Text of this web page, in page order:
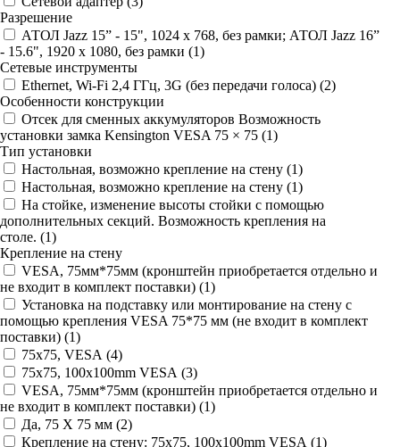
Разрешение
АТОЛ Jazz 15” - 15", 1024 x 768, без рамки; АТОЛ Jazz 16”
- 15.6", 1920 x 1080, без рамки (1)
Сетевые инструменты
Ethernet, Wi-Fi 2,4 ГГц, 3G (без передачи голоса) (2)
Особенности конструкции
Отсек для сменных аккумуляторов Возможность
установки замка Kensington VESA 75 × 75 (1)
Тип установки
Настольная, возможно крепление на стену (1)
Настольная, возможно крепление на стену (1)
На стойке, изменение высоты стойки с помощью
дополнительных секций. Возможность крепления на
столе. (1)
Крепление на стену
VESA, 75мм*75мм (кронштейн приобретается отдельно и
не входит в комплект поставки) (1)
Установка на подставку или монтирование на стену с
помощью крепления VESA 75*75 мм (не входит в комплект
поставки) (1)
75x75, VESA (4)
75x75, 100x100mm VESA (3)
VESA, 75мм*75мм (кронштейн приобретается отдельно и
не входит в комплект поставки) (1)
Да, 75 Х 75 мм (2)
Крепление на стену: 75x75, 100x100mm VESA (1)